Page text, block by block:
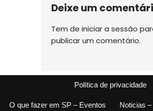
Deixe um
Tem de iniciar a sessão
publicar um comentário.
Política de privacidade
O que fazer em SP – Eventos
Noticias